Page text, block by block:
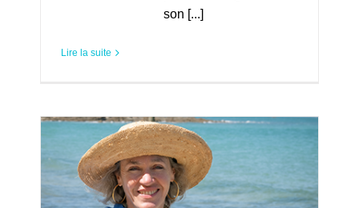
son [...]
Lire la suite